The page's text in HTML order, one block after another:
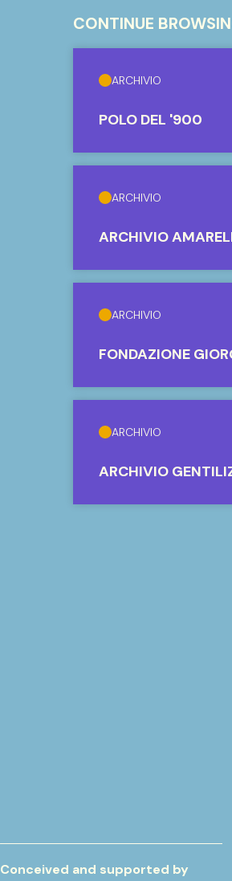
CONTINUE
ARCHIVIO
POLO DEL '900
ARCHIVIO
ARCHIVIO
ARCHIVIO
FONDAZIONE
ARCHIVIO
ARCHIVIO
Conceived and supported by